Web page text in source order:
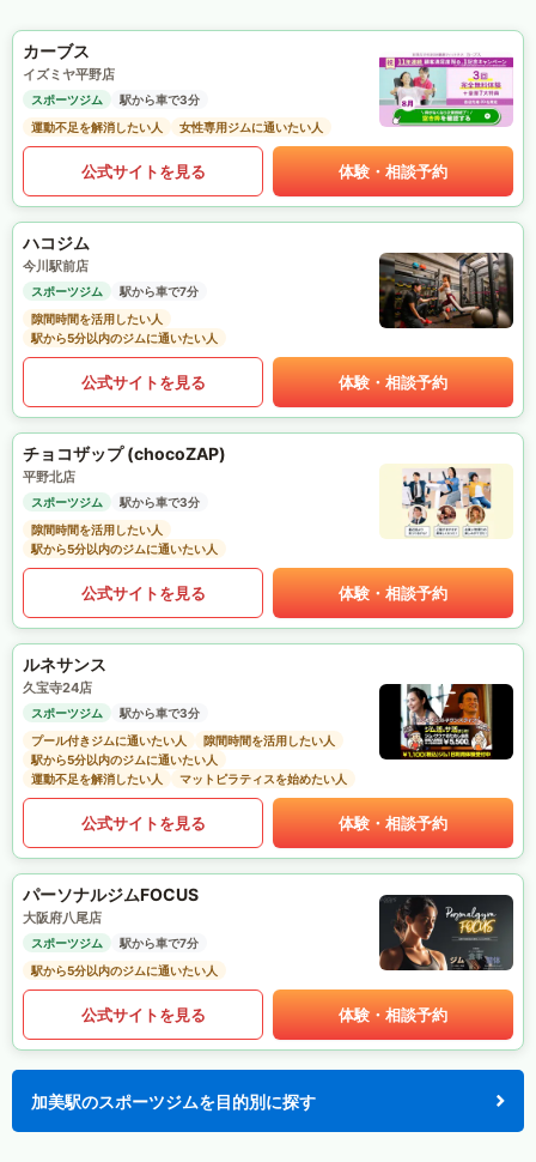
カーブス
イズミヤ平野店
スポーツジム
駅から車で3分
運動不足を解消したい人
女性専用ジムに通いたい人
公式サイトを見る 体験・相談予約
ハコジム
今川駅前店
スポーツジム
駅から車で7分
隙間時間を活用したい人
駅から5分以内のジムに通いたい人
公式サイトを見る 体験・相談予約
チョコザップ (chocoZAP)
平野北店
スポーツジム
駅から車で3分
隙間時間を活用したい人
駅から5分以内のジムに通いたい人
公式サイトを見る 体験・相談予約
ルネサンス
久宝寺24店
スポーツジム
駅から車で3分
プール付きジムに通いたい人
隙間時間を活用したい人
駅から5分以内のジムに通いたい人
運動不足を解消したい人
マットピラティスを始めたい人
公式サイトを見る 体験・相談予約
パーソナルジムFOCUS
大阪府八尾店
スポーツジム
駅から車で7分
駅から5分以内のジムに通いたい人
公式サイトを見る 体験・相談予約
加美駅のスポーツジムを目的別に探す